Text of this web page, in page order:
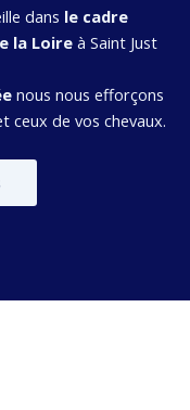
dans le cadre
la Loireà Saint Just
nous nous efforçons
ceux de vos chevaux.